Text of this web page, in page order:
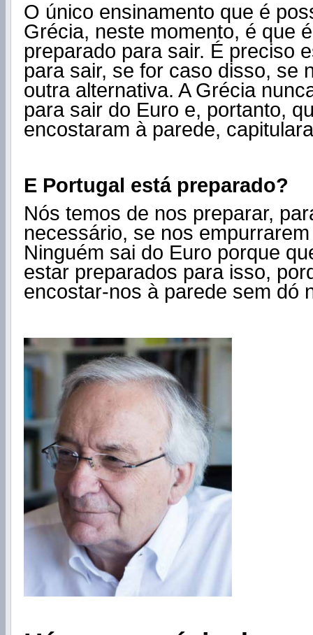
O único ensinamento que é
Grécia, neste momento, é que
preparado para sair. É preciso
para sair, se for caso disso, se
outra alternativa. A Grécia
para sair do Euro e, portanto,
encostaram à parede,
E Portugal está preparado?
Nós temos de nos preparar,
necessário, se nos
Ninguém sai do Euro porque
estar preparados para isso,
encostar-nos à parede sem dó